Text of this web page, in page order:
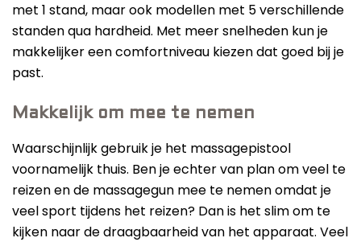
met 1 stand, maar ook modellen met 5 verschillende
standen qua hardheid. Met meer snelheden kun je
makkelijker een comfortniveau kiezen dat goed bij je
past.
Makkelijk om mee te nemen
Waarschijnlijk gebruik je het massagepistool
voornamelijk thuis. Ben je echter van plan om veel te
reizen en de massagegun mee te nemen omdat je
veel sport tijdens het reizen? Dan is het slim om te
kijken naar de draagbaarheid van het apparaat. Veel